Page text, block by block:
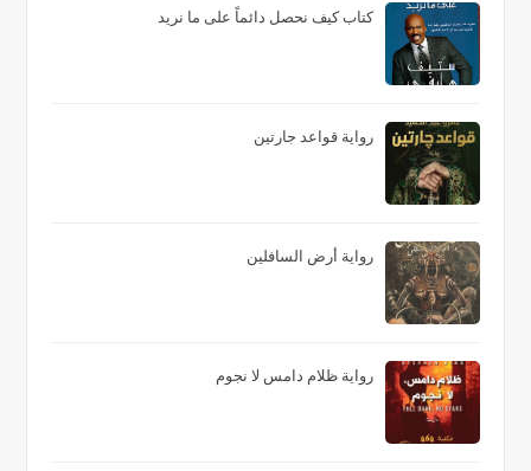
كتاب كيف نحصل دائماً على ما نريد
رواية قواعد جارتين
رواية أرض السافلين
رواية ظلام دامس لا نجوم